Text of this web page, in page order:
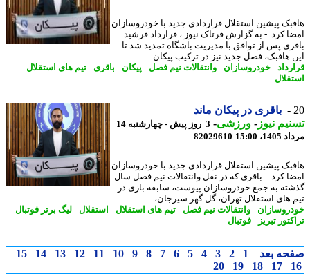
پیشین استقلال قراردادی جدید با خودروسازان
کرد. - به گزارش فرتاک نیوز ، قرارداد فرشید
پس از توافق با مدیریت باشگاه تمدید شد تا
هافبک، فصل جدید نیز در ترکیب پیکان ...
-خودروسازان- وانتقالات نیم فصل-پیکان-باقری- تیم های استقلال-
باقری در پیکان ماند
نیوز-ورزشی-
3 روز پیش - چهارشنبه 14
15:00
82029610
پیشین استقلال قراردادی جدید با خودروسازان
کرد. - باقری که در نقل وانتقالات نیم فصل سال
به جمع خودروسازان پیوست، سابقه بازی در
های استقلال تهران، گل گهر سیرجان، ...
- وانتقالات نیم فصل-تیم های استقلال-استقلال-لیگ برتر فوتبال-
تبریز- فوتبال
بعد 1
2
3
4
5
6
7
8
9
10
11
12
13
14
15
17
18
19
20